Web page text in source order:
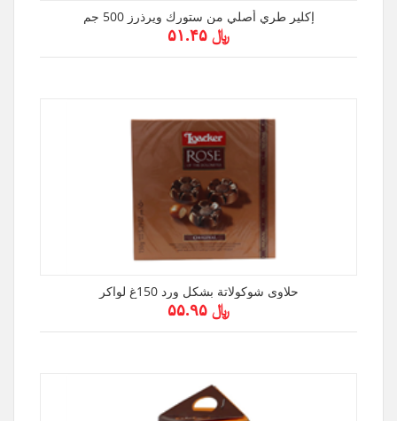
إكلير طري أصلي من ستورك ويرذرز 500 جم
﷼ ۵۱.۴۵
حلاوى شوكولاتة بشكل ورد 150غ لواكر
﷼ ۵۵.۹۵